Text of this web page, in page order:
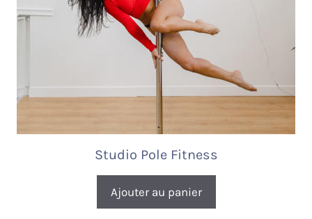
Studio Pole Fitness
Ajouter au panier